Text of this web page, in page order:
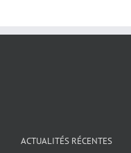
ACTUALITÉS RÉCENTES